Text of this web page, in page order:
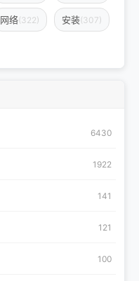
网络(322) 安装(307)
6430
1922
141
121
100